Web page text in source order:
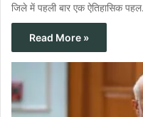
जिले में पहली बार एक ऐतिहासिक
Read More »